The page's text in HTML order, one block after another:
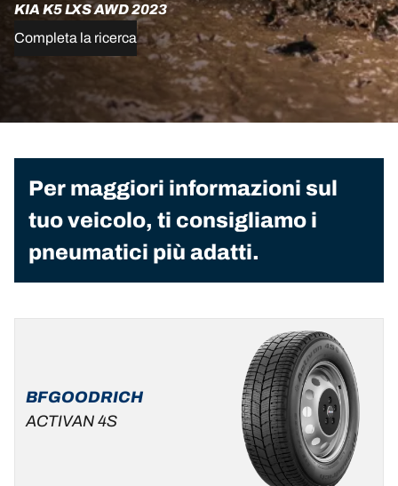
KIA K5 LXS AWD 2023
Completa la ricerca
Per maggiori informazioni sul
tuo veicolo, ti consigliamo i
pneumatici più adatti.
BFGOODRICH
ACTIVAN 4S